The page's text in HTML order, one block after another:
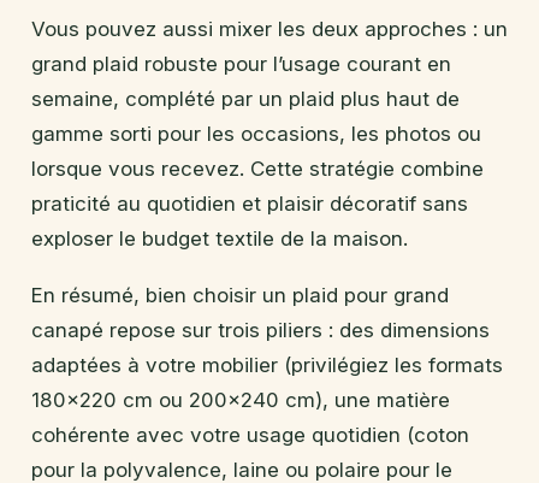
Vous pouvez aussi mixer les deux approches : un
grand plaid robuste pour l’usage courant en
semaine, complété par un plaid plus haut de
gamme sorti pour les occasions, les photos ou
lorsque vous recevez. Cette stratégie combine
praticité au quotidien et plaisir décoratif sans
exploser le budget textile de la maison.
En résumé, bien choisir un plaid pour grand
canapé repose sur trois piliers : des dimensions
adaptées à votre mobilier (privilégiez les formats
180×220 cm ou 200×240 cm), une matière
cohérente avec votre usage quotidien (coton
pour la polyvalence, laine ou polaire pour le